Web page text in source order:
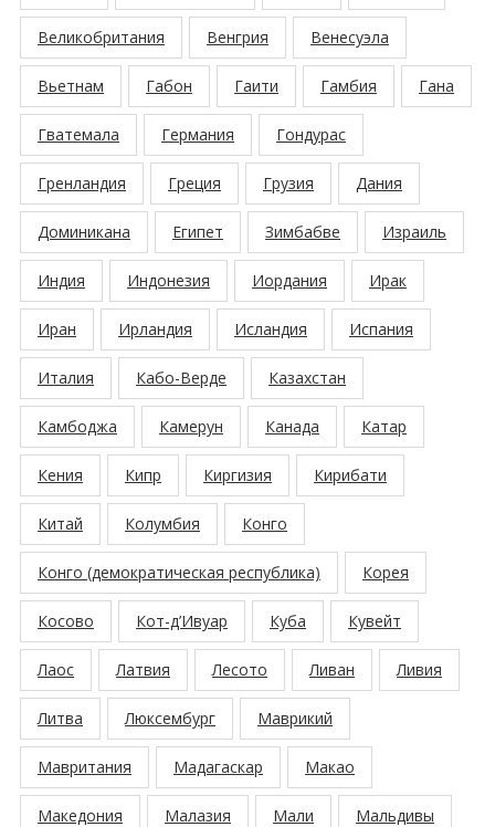
Великобритания Венгрия Венесуэла
Вьетнам Габон Гаити Гамбия Гана
Гватемала Германия Гондурас
Гренландия Греция Грузия Дания
Доминикана Египет Зимбабве Израиль
Индия Индонезия Иордания Ирак
Иран Ирландия Исландия Испания
Италия Кабо-Верде Казахстан
Камбоджа Камерун Канада Катар
Кения Кипр Киргизия Кирибати
Китай Колумбия Конго
Конго (демократическая республика) Корея
Косово Кот-д’Ивуар Куба Кувейт
Лаос Латвия Лесото Ливан Ливия
Литва Люксембург Маврикий
Мавритания Мадагаскар Макао
Македония Малазия Мали Мальдивы